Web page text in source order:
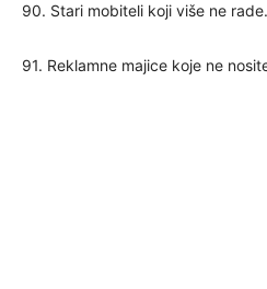
90. Stari mobiteli koji više ne rade.
91. Reklamne majice koje ne